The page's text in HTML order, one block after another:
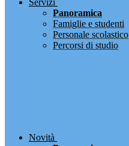
Servizi
Panoramica
Famiglie e studenti
Personale scolastico
Percorsi di studio
Novità